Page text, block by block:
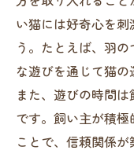
い猫には好奇心を
う。たとえば、羽
な遊びを通じて猫の
また、遊びの時間
です。飼い主が積
ことで、信頼関係